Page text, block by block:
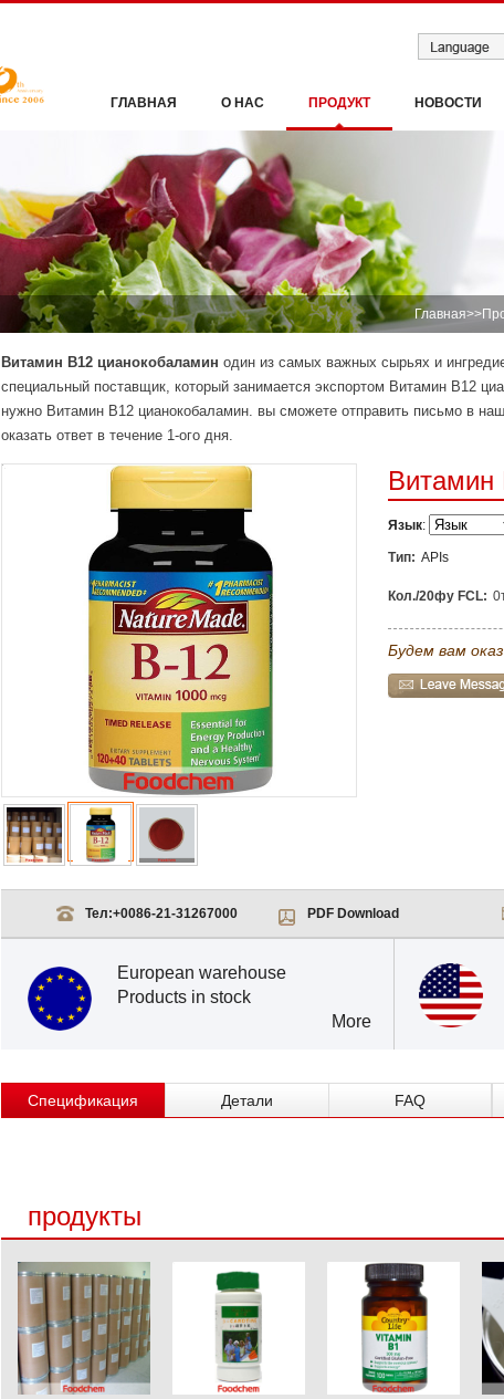
ГЛАВНАЯ О НАС ПРОДУКТ НОВОСТИ
Главная>>
Витамин B12 цианокобаламин один из самых важных сырьях и
специальный поставщик, который занимается экспортом Витамин B12
нужно Витамин B12 цианокобаламин. вы сможете отправить письмо в
оказать ответ в течение 1-ого дня.
Витамин
Язык:
Тип: APIs
Кол./20фу FCL:
Будем вам
Тел:+0086-21-31267000 PDF Download
European warehouse
Products in stock
More
Спецификация Детали FAQ
продукты